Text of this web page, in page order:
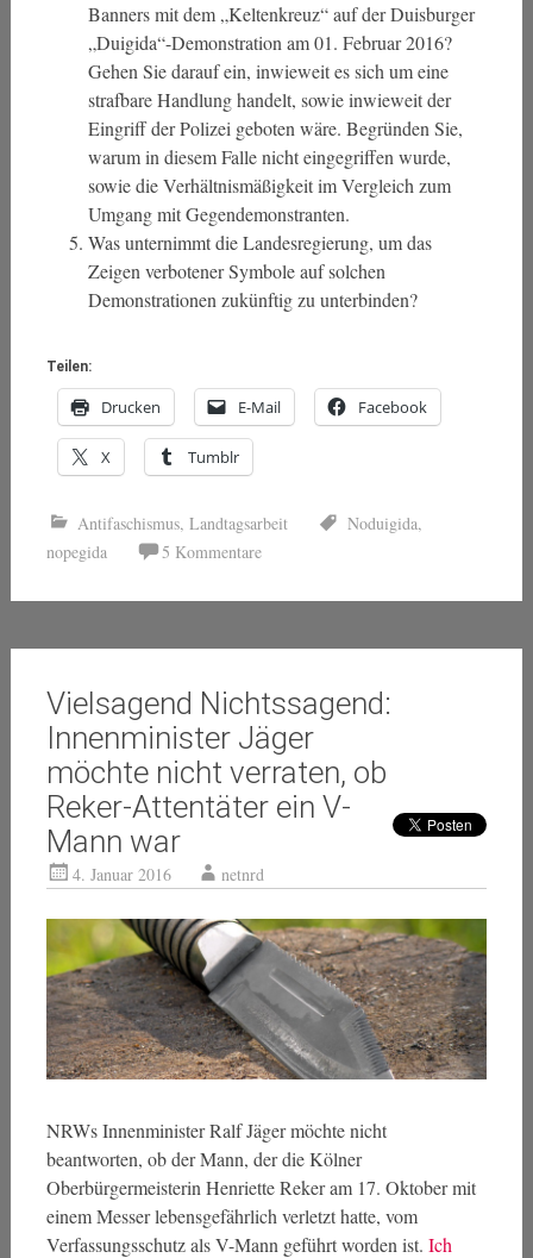
Banners mit dem „Keltenkreuz“ auf der Duisburger
„Duigida“-Demonstration am 01. Februar 2016?
Gehen Sie darauf ein, inwieweit es sich um eine
strafbare Handlung handelt, sowie inwieweit der
Eingriff der Polizei geboten wäre. Begründen Sie,
warum in diesem Falle nicht eingegriffen wurde,
sowie die Verhältnismäßigkeit im Vergleich zum
Umgang mit Gegendemonstranten.
Was unternimmt die Landesregierung, um das
Zeigen verbotener Symbole auf solchen
Demonstrationen zukünftig zu unterbinden?
Teilen:
Drucken E-Mail Facebook
X Tumblr
Antifaschismus, Landtagsarbeit Noduigida,
nopegida
5 Kommentare
Vielsagend Nichtssagend:
Innenminister Jäger
möchte nicht verraten, ob
Reker-Attentäter ein V-
Mann war
4. Januar 2016 netnrd
NRWs Innenminister Ralf Jäger möchte nicht
beantworten, ob der Mann, der die Kölner
Oberbürgermeisterin Henriette Reker am 17. Oktober mit
einem Messer lebensgefährlich verletzt hatte, vom
Verfassungsschutz als V-Mann geführt worden ist. Ich